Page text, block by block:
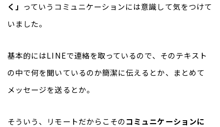
く」 っていうコミュニケーションには意識して気をつけて
いました。
基本的にはLINEで連絡を取っているので、そのテキスト
の中で何を聞いているのか簡潔に伝えるとか、まとめて
メッセージを送るとか。
そういう、リモートだからこそのコミュニケーションに